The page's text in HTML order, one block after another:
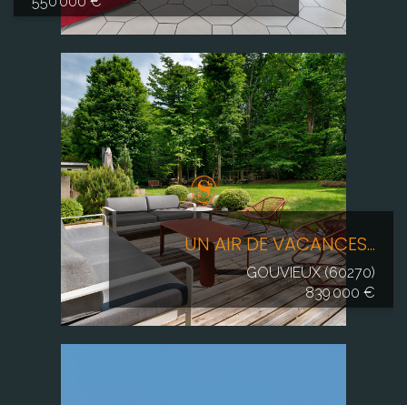
UN AIR DE VACANCES...
GOUVIEUX (60270)
839 000 €